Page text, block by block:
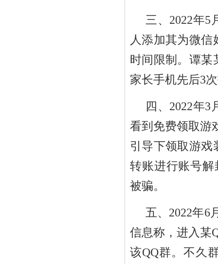
三、 2022年5
人添加其为微
时间限制。谭某
家长手机先后3
四、 2022年3
看到免费领取游
引导下领取游戏
转账进行账号
被骗。
五、 2022年6
信息称，进入某
该QQ群。不久